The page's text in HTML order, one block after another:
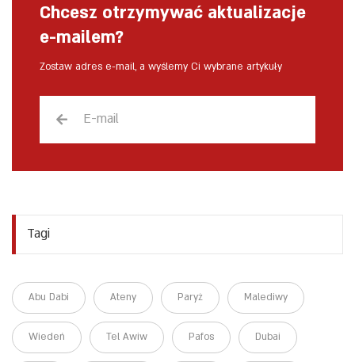
Chcesz otrzymywać aktualizacje
e-mailem?
Zostaw adres e-mail, a wyślemy Ci wybrane artykuły
Tagi
Abu Dabi Ateny Paryż Malediwy
Wiedeń Tel Awiw Pafos Dubai